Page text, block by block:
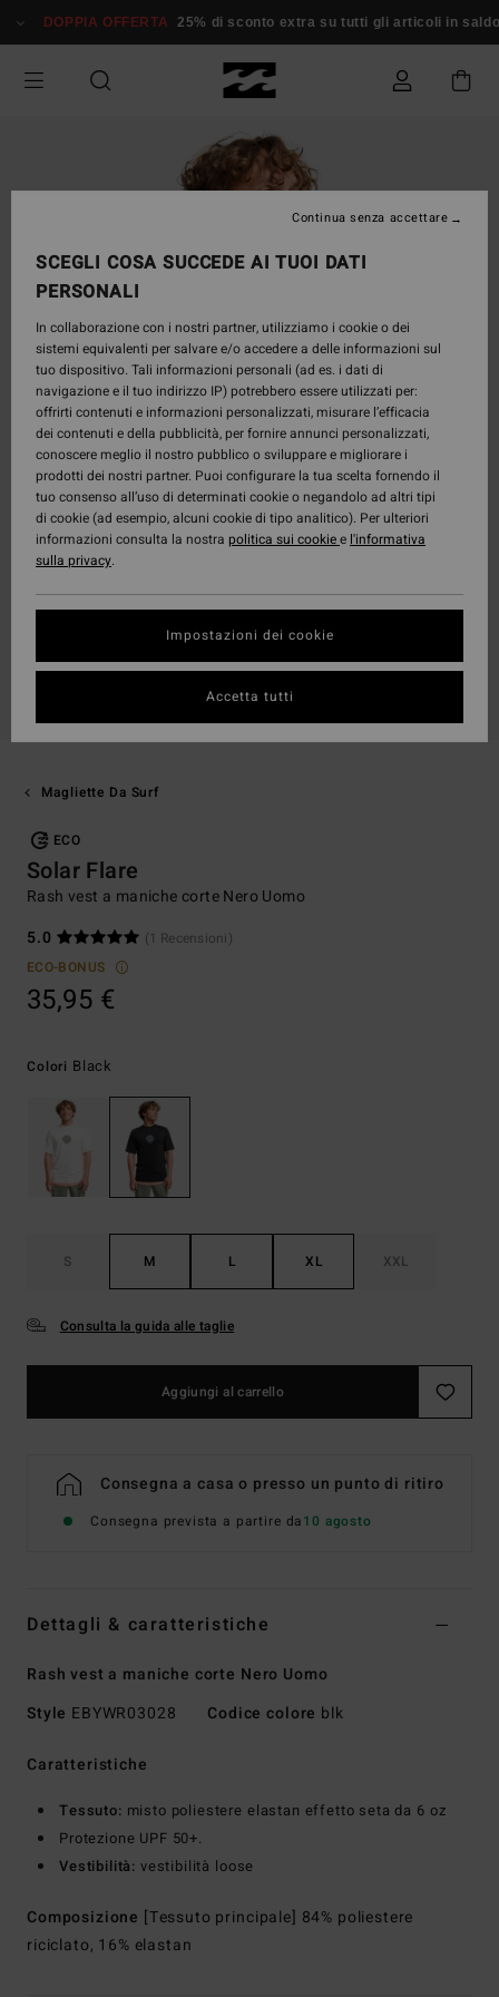
alle
prodotto
DOPPIA OFFERTA 25% di sconto extra su tutti gli articoli in saldo*
Magliette Da Surf
ECO
Solar Flare
Rash vest a maniche corte Nero Uomo
5.0
(1 Recensioni)
ECO-BONUS
35,95 €
Colori Black
S M L XL XXL
Consulta la guida alle taglie
Aggiungi al carrello
Consegna a casa o presso un punto di ritiro
Consegna prevista a partire da10 agosto
Dettagli & caratteristiche
Rash vest a maniche corte Nero Uomo
Style EBYWR03028 Codice colore blk
Caratteristiche
Tessuto: misto poliestere elastan effetto seta da 6 oz
Protezione UPF 50+.
Vestibilità: vestibilità loose
Composizione [Tessuto principale] 84% poliestere
riciclato, 16% elastan
SCEGLI COSA SUCCEDE AI TUOI DATI
PERSONALI
In collaborazione con i nostri partner, utilizziamo i cookie o dei
sistemi equivalenti per salvare e/o accedere a delle informazioni sul
tuo dispositivo. Tali informazioni personali (ad es. i dati di
navigazione e il tuo indirizzo IP) potrebbero essere utilizzati per:
offrirti contenuti e informazioni personalizzati, misurare l’efficacia
dei contenuti e della pubblicità, per fornire annunci personalizzati,
conoscere meglio il nostro pubblico o sviluppare e migliorare i
prodotti dei nostri partner. Puoi configurare la tua scelta fornendo il
tuo consenso all’uso di determinati cookie o negandolo ad altri tipi
di cookie (ad esempio, alcuni cookie di tipo analitico). Per ulteriori
informazioni consulta la nostra politica sui cookiee l'informativa
sulla privacy.
Impostazioni dei cookie
Continua senza accettare
Accetta tutti